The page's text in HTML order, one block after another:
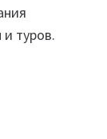
туров.